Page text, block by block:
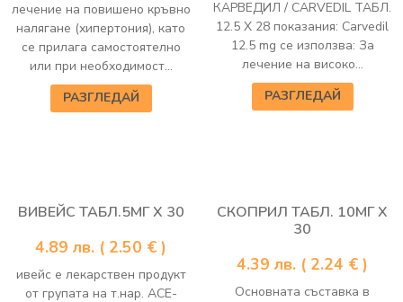
лечение на повишено кръвно
налягане (хипертония), като
се прилага самостоятелно
или при необходимост...
РАЗГЛЕДАЙ
КАРВЕДИЛ / CARVEDIL ТАБЛ.
12.5 Х 28 показания: Carvedil
12.5 mg се използва: За
лечение на високо...
РАЗГЛЕДАЙ
ВИВЕЙС ТАБЛ.5МГ Х 30
4.89 лв. ( 2.50 € )
ивейс е лекарствен продукт
от групата на т.нар. АСЕ-
СКОПРИЛ ТАБЛ. 10МГ Х
30
4.39 лв. ( 2.24 € )
Основната съставка в